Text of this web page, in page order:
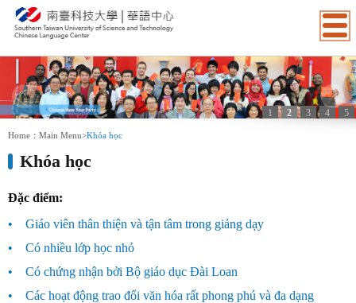
1 2 3 4
5
:::
Home： Main Menu>Khóa học
Khóa học
Đặc điểm:
•
Giáo viên thân thiện và tận tâm trong giảng dạy
•
Có nhiều lớp học nhỏ
•
Có chứng nhận bởi Bộ giáo dục Đài Loan
•
Các hoạt động trao đổi văn hóa rất phong phú và đa dạng